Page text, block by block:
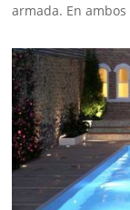
armada. En